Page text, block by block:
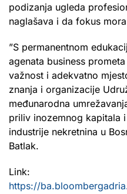
podizanja ugleda
naglašava i da fokus
”S permanentnom
agenata business
važnost i adekvatno
znanja i organizacije
međunarodna
priliv inozemnog kapitala
industrije nekretnina u
Batlak.
Link:
https://